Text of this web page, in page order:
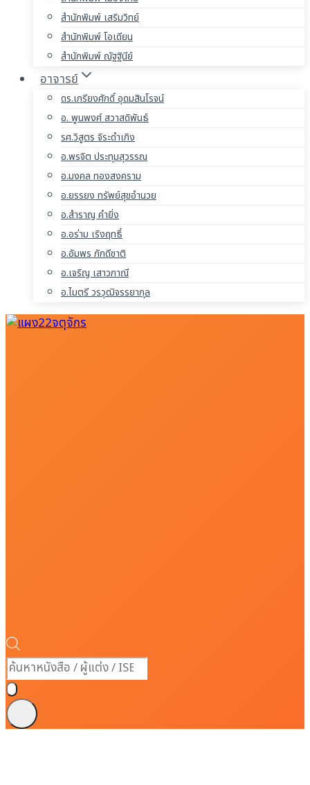
สำนักพิมพ์ เสริมวิทย์
สำนักพิมพ์ โอเดียน
สำนักพิมพ์ ณัฐฐินีย์
อาจารย์
ดร.เกรียงศักดิ์ อุดมสินโรจน์
อ. พูนพงศ์ สวาสดิพันธ์
รศ.วิสูตร จิระดำเกิง
อ.พรจิต ประทุมสุวรรณ
อ.มงคล ทองสงคราม
อ.ยรรยง ทรัพย์สุขอำนวย
อ.สำราญ คำยิ่ง
อ.อร่าม เริงฤทธิ์
อ.อัมพร ภักดีชาติ
อ.เจริญ เสาวภาณี
อ.ไมตรี วรวุฒิจรรยากุล
Products
search